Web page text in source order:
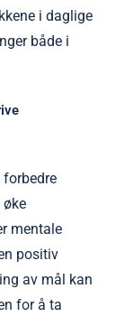
i daglige
både i
øke
mentale
positiv
av mål kan
for å ta